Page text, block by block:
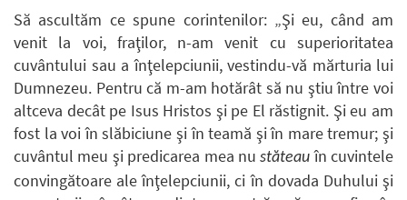
Să ascultăm ce spune corintenilor: „Şi eu, când am
venit la voi, fraţilor, n-am venit cu superioritatea
cuvântului sau a înţelepciunii, vestindu-vă mărturia lui
Dumnezeu. Pentru că m-am hotărât să nu ştiu între voi
altceva decât pe Isus Hristos şi pe El răstignit. Şi eu am
fost la voi în slăbiciune şi în teamă şi în mare tremur; şi
cuvântul meu şi predicarea mea nustăteau în cuvintele
convingătoare ale înţelepciunii, ci în dovada Duhului şi